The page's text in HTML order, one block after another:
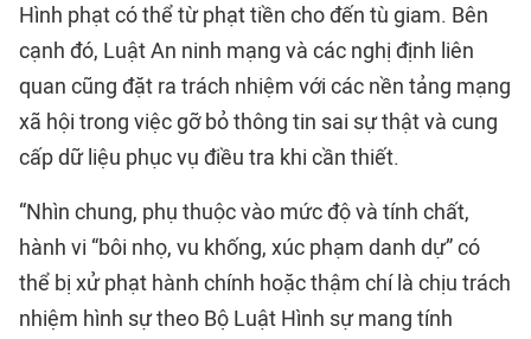
Hình phạt có thể từ phạt tiền cho đến tù giam. Bên
cạnh đó, Luật An ninh mạng và các nghị định liên
quan cũng đặt ra trách nhiệm với các nền tảng mạng
xã hội trong việc gỡ bỏ thông tin sai sự thật và cung
cấp dữ liệu phục vụ điều tra khi cần thiết.
“Nhìn chung, phụ thuộc vào mức độ và tính chất,
hành vi “bôi nhọ, vu khống, xúc phạm danh dự” có
thể bị xử phạt hành chính hoặc thậm chí là chịu trách
nhiệm hình sự theo Bộ Luật Hình sự mang tính